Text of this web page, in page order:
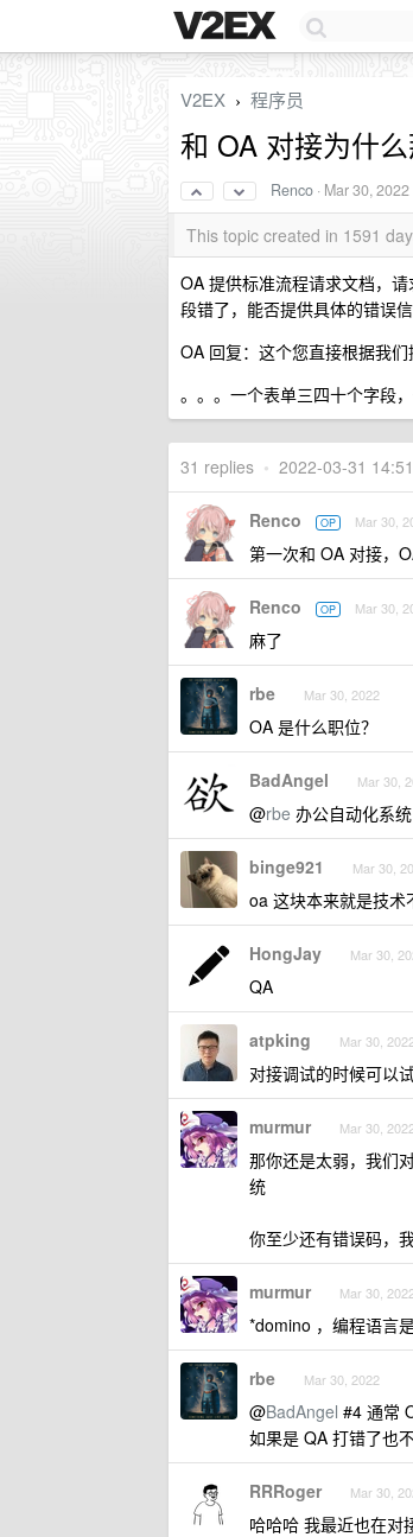
V2EX › 程序员
和 OA 对接为什
Renco · Mar 30, 2022
This topic created in 1591
OA 提供标准流程请求文档，
段错了，能否提供具体的错误信
OA 回复：这个您直接根据我
。。。一个表单三四十个字段
31 replies • 2022-03-31
Renco OP Mar 30,
第一次和 OA 对接，
Renco OP Mar 30,
麻了
rbe Mar 30, 2022
OA 是什么职位？
BadAngel Mar 30,
@rbe 办公自动化系
binge921 Mar 30,
oa 这块本来就是技
HongJay Mar 30,
QA
atpking Mar 30,
对接调试的时候可以
murmur Mar 30,
那你还是太弱，我们
统
你至少还有错误码，
murmur Mar 30,
*domino ，编程语言
rbe Mar 30, 2022
@BadAngel #4 通常
如果是 QA 打错了也
RRRoger Mar 30,
哈哈哈 我最近也在对